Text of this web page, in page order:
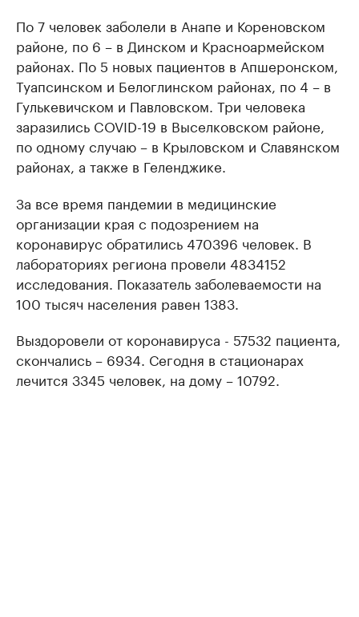
По 7 человек заболели в Анапе и Кореновском
районе, по 6 – в Динском и Красноармейском
районах. По 5 новых пациентов в Апшеронском,
Туапсинском и Белоглинском районах, по 4 – в
Гулькевичском и Павловском. Три человека
заразились COVID-19 в Выселковском районе,
по одному случаю – в Крыловском и Славянском
районах, а также в Геленджике.
За все время пандемии в медицинские
организации края с подозрением на
коронавирус обратились 470396 человек. В
лабораториях региона провели 4834152
исследования. Показатель заболеваемости на
100 тысяч населения равен 1383.
Выздоровели от коронавируса - 57532 пациента,
скончались – 6934. Сегодня в стационарах
лечится 3345 человек, на дому – 10792.